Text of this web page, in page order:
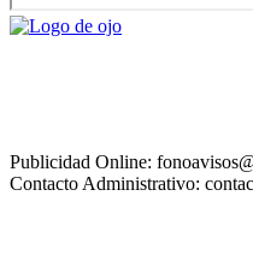
Publicidad Online:
Contacto Administrativo: